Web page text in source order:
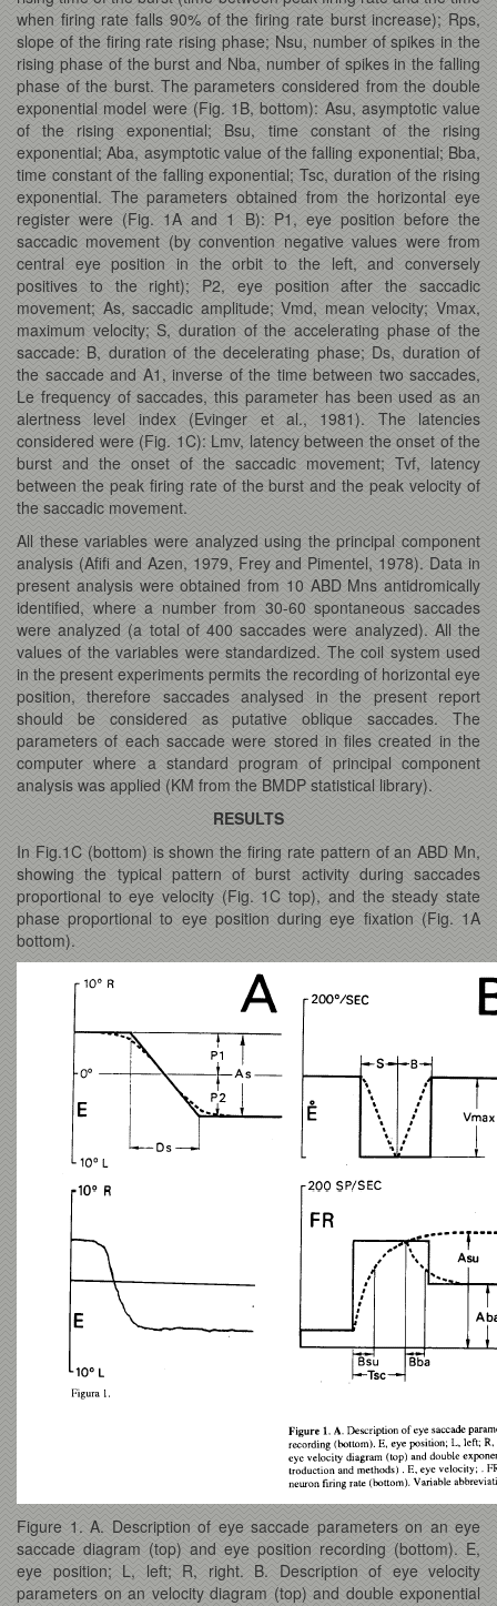
when firing rate falls 90% of the firing rate burst increase); Rps,
slope of the firing rate rising phase; Nsu, number of spikes in the
rising phase of the burst and Nba, number of spikes in the falling
phase of the burst. The parameters considered from the double
exponential model were (Fig. 1B, bottom): Asu, asymptotic value
of the rising exponential; Bsu, time constant of the rising
exponential; Aba, asymptotic value of the falling exponential; Bba,
time constant of the falling exponential; Tsc, duration of the rising
exponential. The parameters obtained from the horizontal eye
register were (Fig. 1A and 1 B): P1, eye position before the
saccadic movement (by convention negative values were from
central eye position in the orbit to the left, and conversely
positives to the right); P2, eye position after the saccadic
movement; As, saccadic amplitude; Vmd, mean velocity; Vmax,
maximum velocity; S, duration of the accelerating phase of the
saccade: B, duration of the decelerating phase; Ds, duration of
the saccade and A1, inverse of the time between two saccades,
Le frequency of saccades, this parameter has been used as an
alertness level index (Evinger et al., 1981). The latencies
considered were (Fig. 1C): Lmv, latency between the onset of the
burst and the onset of the saccadic movement; Tvf, latency
between the peak firing rate of the burst and the peak velocity of
the saccadic movement.
All these variables were analyzed using the principal component
analysis (Afifi and Azen, 1979, Frey and Pimentel, 1978). Data in
present analysis were obtained from 10 ABD Mns antidromically
identified, where a number from 30-60 spontaneous saccades
were analyzed (a total of 400 saccades were analyzed). All the
values of the variables were standardized. The coil system used
in the present experiments permits the recording of horizontal eye
position, therefore saccades analysed in the present report
should be considered as putative oblique saccades. The
parameters of each saccade were stored in files created in the
computer where a standard program of principal component
analysis was applied (KM from the BMDP statistical library).
RESULTS
In Fig.1C (bottom) is shown the firing rate pattern of an ABD Mn,
showing the typical pattern of burst activity during saccades
proportional to eye velocity (Fig. 1C top), and the steady state
phase proportional to eye position during eye fixation (Fig. 1A
bottom).
Figure 1. A. Description of eye saccade parameters on an eye
saccade diagram (top) and eye position recording (bottom). E,
eye position; L, left; R, right. B. Description of eye velocity
parameters on an velocity diagram (top) and double exponential